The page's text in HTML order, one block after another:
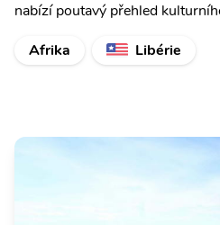
nabízí poutavý přehled
Afrika
Libérie